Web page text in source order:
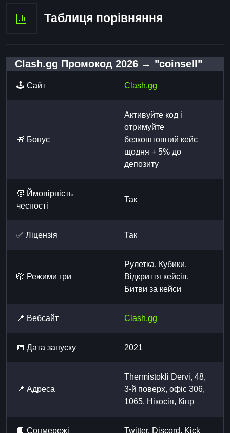
Таблиця порівняння
Clash.gg Промокод 2026 → "coinsell"
🕹️ Сайт Clash.gg
🎁 Бонус
Активуйте код і
отримуйте
безкоштовний кейс
щодня + 5% до
депозиту
🧑 Ймовірність
чесності
Так
✅ Ліцензія Так
🎲 Режими гри
Рулетка, Кубики,
Відкриття кейсів,
Битви за кейси
📍 Вебсайт Clash.gg
📅 Дата запуску 2021
📍 Адреса
Thermistokli Dervi, 48,
3-й поверх, офіс 306,
1065, Нікосія, Кіпр
📘 Cоцмережі Twitter, Discord, Kick